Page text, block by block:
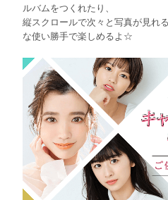
ルバムをつくれたり、
縦スクロールで次々と写真が見れ
な使い勝手で楽しめるよ☆